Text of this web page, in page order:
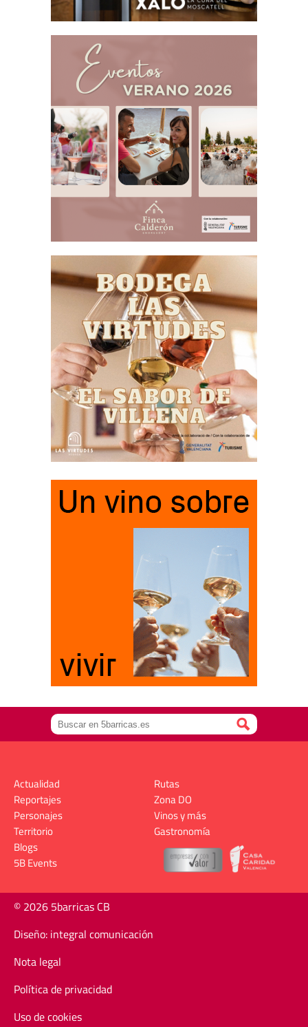
Actualidad
Reportajes
Personajes
Territorio
Rutas
Zona DO
Vinos y más
Gastronomía
Blogs
5B Events
© 2026 5barricas CB
Diseño: integral comunicación
Nota legal
Política de privacidad
Uso de cookies